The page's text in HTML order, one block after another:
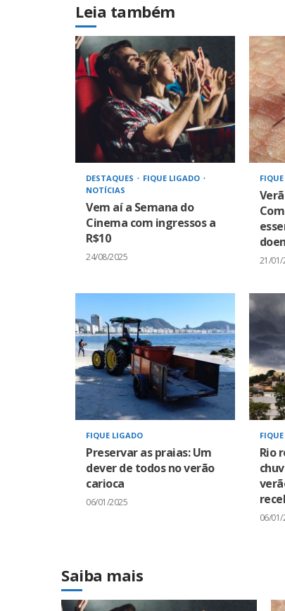
Leia também
DESTAQUES
FIQUE LIGADO
NOTÍCIAS
Vem aí a Semana do
Cinema com ingressos a
R$10
24/08/2025 21/01/
FIQUE LIGADO
Preservar as praias: Um
dever de todos no verão
carioca
06/01/2025
Rio
06/01/
Saiba mais